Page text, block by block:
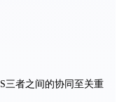
三者之间的协同至关重